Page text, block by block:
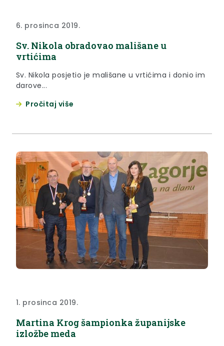
6. prosinca 2019.
Sv. Nikola obradovao mališane u
vrtićima
Sv. Nikola posjetio je mališane u vrtićima i donio im
darove...
Pročitaj više
1. prosinca 2019.
Martina Krog šampionka županijske
izložbe meda